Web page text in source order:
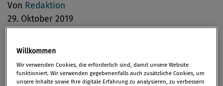
Von Redaktion
29. Oktober 2019
In der mit 572 Ja-Stimmen, 42 Nein-Stimmen und 21
Enthaltungen angenommenen Entschließung werden
Willkommen
Wir verwenden Cookies, die erforderlich sind, damit unsere Website
funktioniert. Wir verwenden gegebenenfalls auch zusätzliche Cookies, um
unsere Inhalte sowie Ihre digitale Erfahrung zu analysieren, zu verbessern